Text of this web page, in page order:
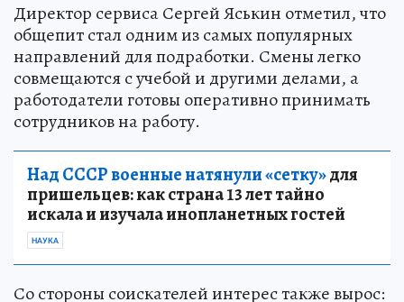
Директор сервиса Сергей Яськин отметил, что
общепит стал одним из самых популярных
направлений для подработки. Смены легко
совмещаются с учебой и другими делами, а
работодатели готовы оперативно принимать
сотрудников на работу.
Над СССР военные натянули «сетку»для
пришельцев: как страна 13 лет тайно
искала и изучала инопланетных гостей
НАУКА
Со стороны соискателей интерес также вырос: